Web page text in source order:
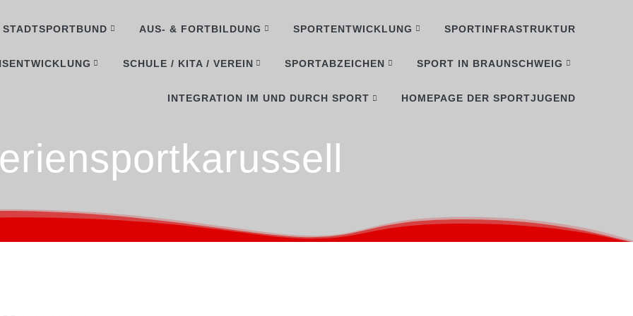
STADTSPORTBUND AUS- & FORTBILDUNG SPORTENTWICKLUNG SPORTINFRASTRUKTUR
SCHULE / KITA / VEREIN SPORTABZEICHEN SPORT IN BRAUNSCHWEIG
INTEGRATION IM UND DURCH SPORT HOMEPAGE DER SPORTJUGEND